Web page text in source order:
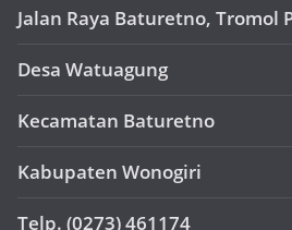
Jalan Raya Baturetno, Tromol
Desa Watuagung
Kecamatan Baturetno
Kabupaten Wonogiri
Telp. (0273) 461174